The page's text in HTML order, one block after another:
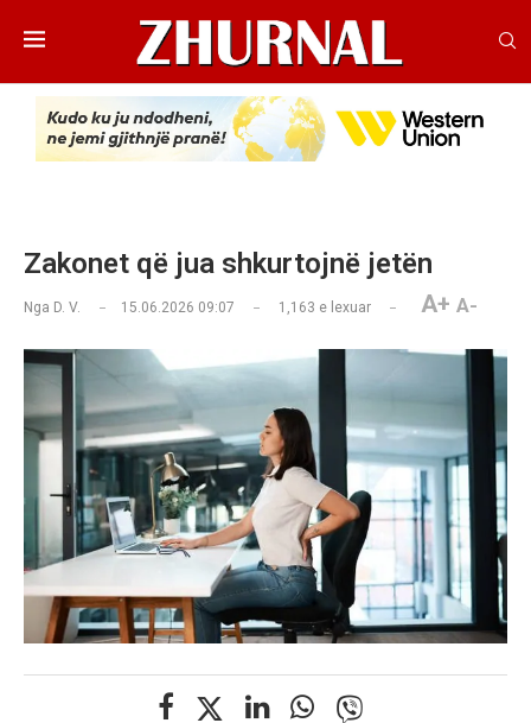
Zakonet që jua shkurtojnë jetën
Nga D. V. 15.06.2026 09:07 1,163 e lexuar A+ A-